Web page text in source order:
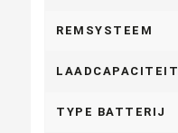
REMSYSTEEM
LAADCAPACITEIT
TYPE BATTERIJ